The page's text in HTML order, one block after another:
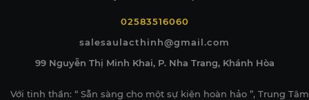
Với tinh thần: “ Sẵn sàng cho một sự kiện hoàn hảo ”, Trung Tâm
02583516060
salesaulacthinh@gmail.com
99 Nguyễn Thị Minh Khai, P. Nha Trang, Khánh Hòa